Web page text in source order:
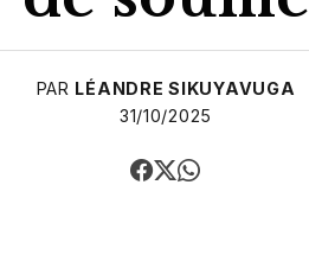
PAR LÉANDRE SIKUYAVUGA
31/10/2025